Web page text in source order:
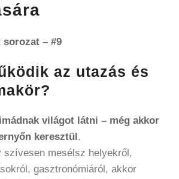
– #9
az utazás és
imádnak világot látni – még akkor
keresztül.
szívesen mesélsz helyekről,
gasztronómiáról, akkor